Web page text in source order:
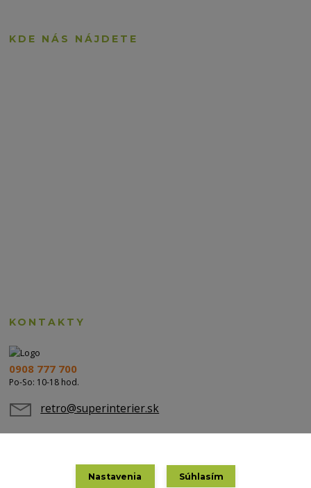
KDE NÁS NÁJDETE
KONTAKTY
0908 777 700
Po-So: 10-18 hod.
retro@superinterier.sk
Nastavenia Súhlasím